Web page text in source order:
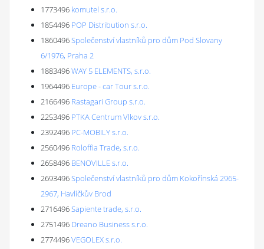
1773496 komutel s.r.o.
1854496 POP Distribution s.r.o.
1860496Společenství vlastníků pro dům Pod Slovany
6/1976, Praha 2
1883496WAY 5 ELEMENTS, s.r.o.
1964496 Europe - car Tour s.r.o.
2166496 Rastagari Group s.r.o.
2253496 PTKA Centrum Vlkov s.r.o.
2392496 PC-MOBILY s.r.o.
2560496 Roloffia Trade, s.r.o.
2658496 BENOVILLE s.r.o.
2693496Společenství vlastníků pro dům Kokořínská 2965-
2967, Havlíčkův Brod
2716496Sapiente trade, s.r.o.
2751496 Dreano Business s.r.o.
2774496VEGOLEX s.r.o.